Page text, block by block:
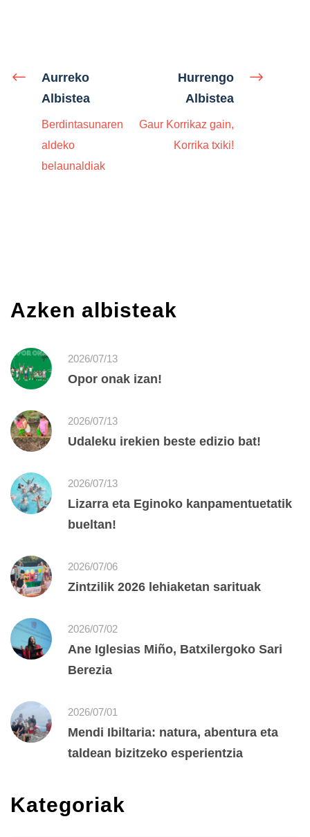
Aurreko
Albistea
Berdintasunaren
aldeko
belaunaldiak
Hurrengo
Albistea
Gaur Korrikaz gain,
Korrika txiki!
Azken albisteak
2026/07/13
Opor onak izan!
2026/07/13
Udaleku irekien beste edizio bat!
2026/07/13
Lizarra eta Eginoko kanpamentuetatik
bueltan!
2026/07/06
Zintzilik 2026 lehiaketan sarituak
2026/07/02
Ane Iglesias Miño, Batxilergoko Sari
Berezia
2026/07/01
Mendi Ibiltaria: natura, abentura eta
taldean bizitzeko esperientzia
Kategoriak